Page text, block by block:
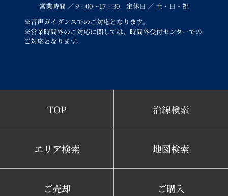
営業時間 ／ 9：00～17：30 定休日 ／ 土・日・祝
※音声ガイダンスでのご対応となります。
※営業時間外のご対応に関しては、時間外受付センターでの
ご対応となります。
TOP 沿線検索
エリア検索 地図検索
ご売却 ご購入